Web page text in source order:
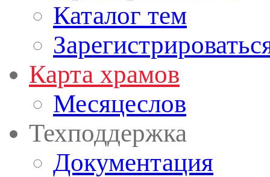
Каталог тем
Карта храмов
Месяцеслов
Техподдержка
Документация